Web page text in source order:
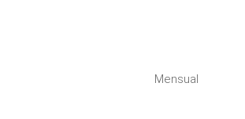
Mensual